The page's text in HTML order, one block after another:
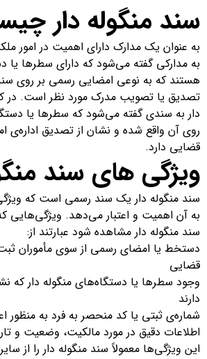
سند منگوله دار
به عنوان یک مدارک دارای اهمیت در امور
به مدارکی گفته می‌شود که دارای سطرها
هستند که به نوعی امضایی رسمی بر روی
تصدیق یا تصویب مدرک مورد نظر است. در
دار به سندی گفته می‌شود که سطرها یا
روی آن واقع شده و نشان از تصدیق اداره‌ی
قضایی دارد.
ویژگی های سند
سند منگوله دار یک سند رسمی است که
به آن اهمیت و اعتبار می‌دهد.
سند منگوله دار مشاهده شود عبارتند از:
دستخط یا امضای رسمی از سوی مأموران
قضایی
وجود سطرها یا دستگاه‌های منگوله دار که
دارند
شماره‌ی ثبتی یا کد منحصر به فرد به منظور
اطلاعات دقیق در مورد مالکیت، وضعیت و
این ویژگی‌ها معمولاً سند منگوله دار را از